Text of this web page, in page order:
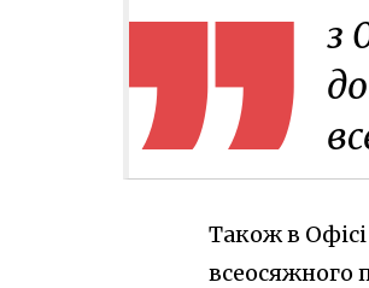
з
Також в
всеосяжного